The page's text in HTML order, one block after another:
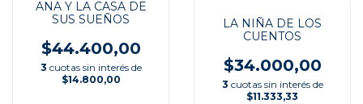
ANA Y LA CASA DE
SUS SUEÑOS
$44.400,00
3 cuotas sin interés de
$14.800,00
LA NIÑA DE LOS
CUENTOS
$34.000,00
3 cuotas sin interés de
$11.333,33